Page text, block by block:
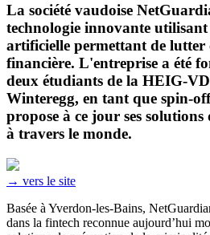
La société vaudoise
technologie innovante
artificielle permettant de
financière. L'entreprise a été
deux étudiants de la HEIG-
Winteregg, en tant que spin-
propose à ce jour ses
à travers le monde.
→ vers le site
Basée à Yverdon-les-Bains,
dans la fintech reconnue aujourd’hui